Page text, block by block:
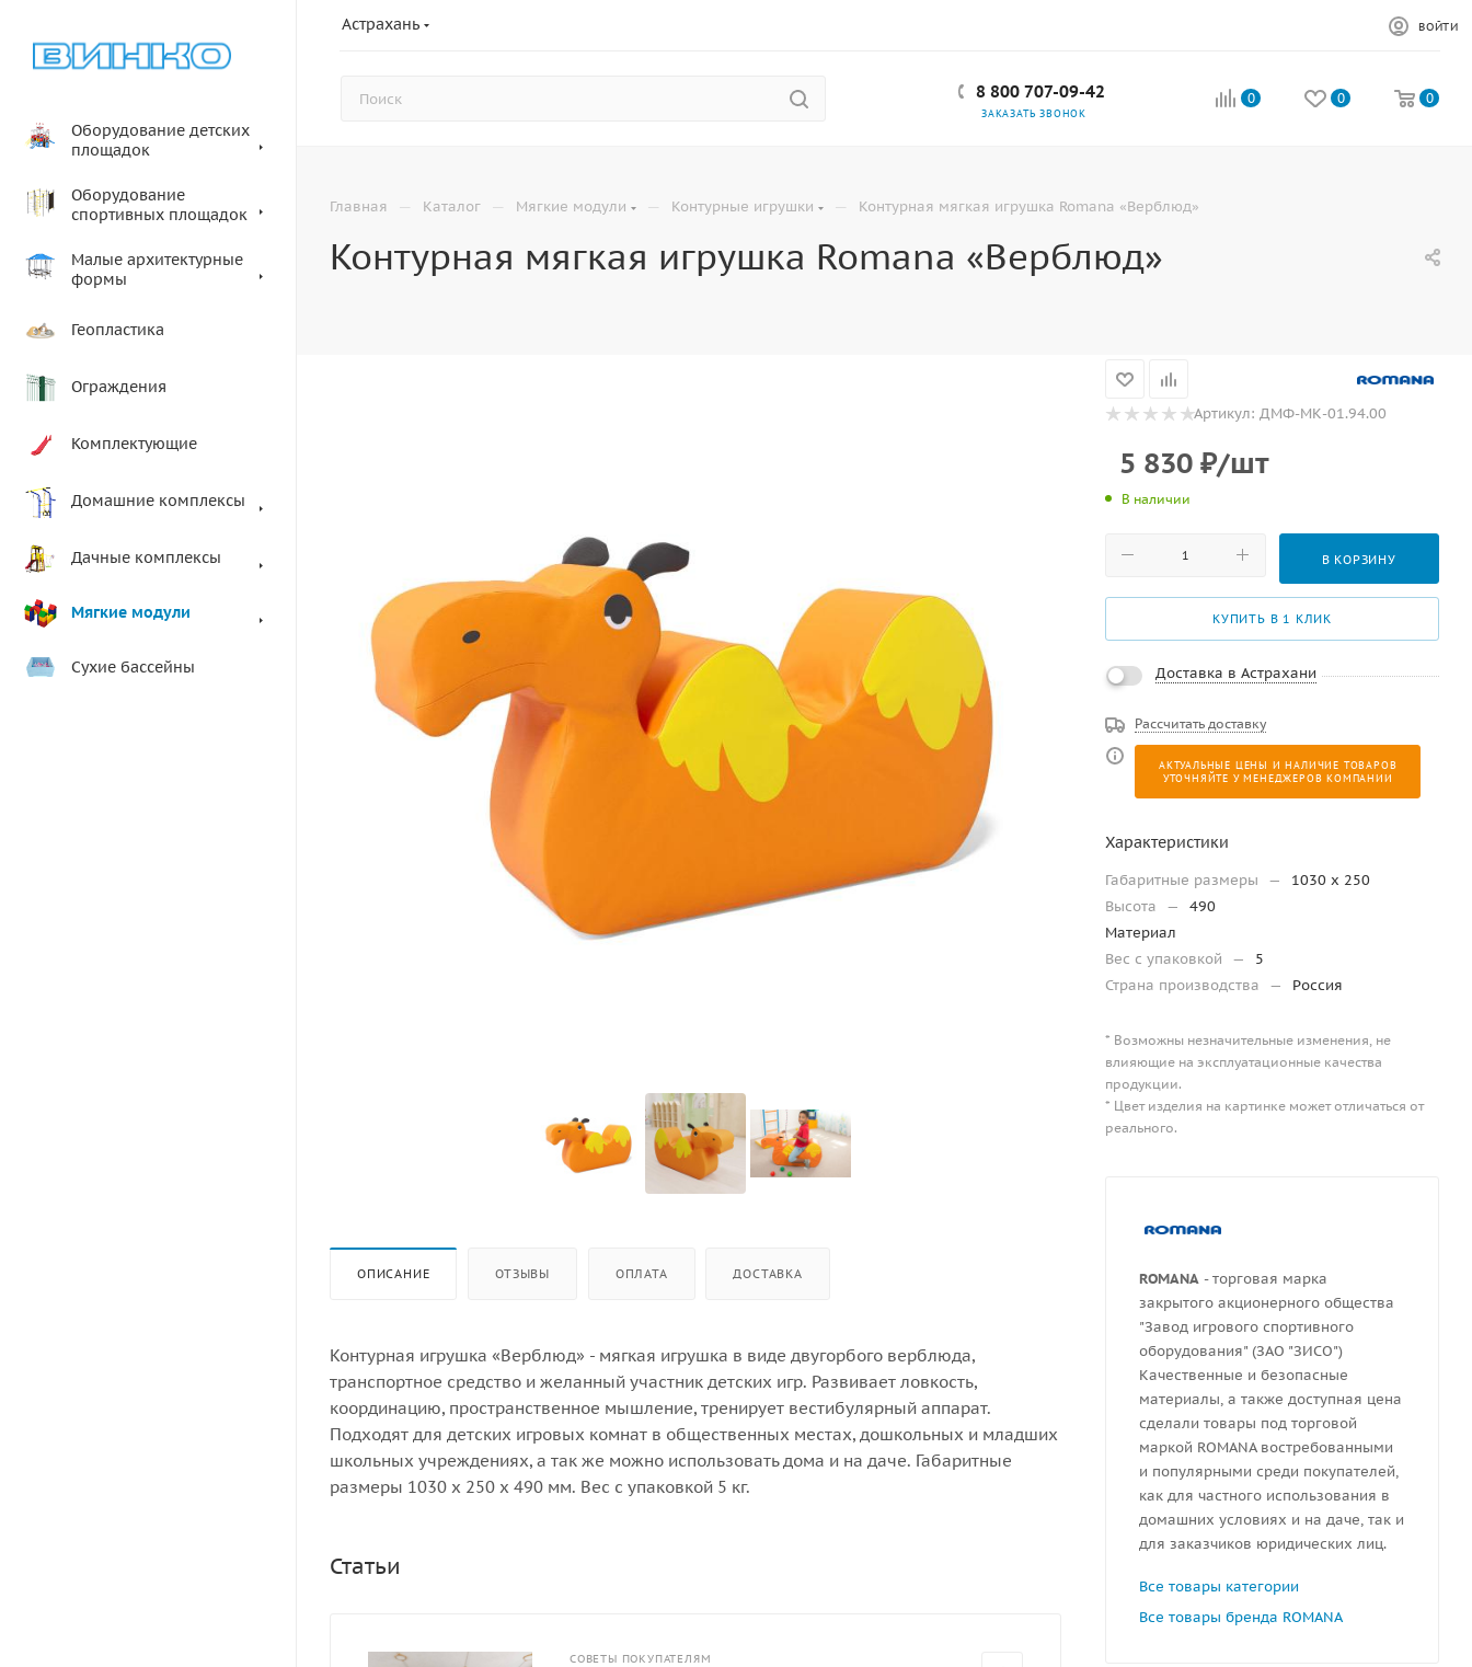
Астрахань ВОЙТИ
8 800 707-09-42
ЗАКАЗАТЬ ЗВОНОК
0 0 0
Оборудование детских
площадок
Оборудование
спортивных площадок
Малые архитектурные
формы
Геопластика
Ограждения
Комплектующие
Домашние комплексы
Дачные комплексы
Мягкие модули
Сухие бассейны
Главная — Каталог — Мягкие модули — Контурные игрушки — Контурная мягкая игрушка Romana «Верблюд»
Контурная мягкая игрушка Romana «Верблюд»
ОПИСАНИЕ ОТЗЫВЫ ОПЛАТА ДОСТАВКА
Контурная игрушка «Верблюд» - мягкая игрушка в виде двугорбого верблюда,
транспортное средство и желанный участник детских игр. Развивает ловкость,
координацию, пространственное мышление, тренирует вестибулярный аппарат.
Подходят для детских игровых комнат в общественных местах, дошкольных и младших
школьных учреждениях, а так же можно использовать дома и на даче. Габаритные
размеры 1030 х 250 х 490 мм. Вес с упаковкой 5 кг.
Статьи
СОВЕТЫ ПОКУПАТЕЛЯМ
Артикул: ДМФ-МК-01.94.00
5 830 ₽/шт
В наличии
В КОРЗИНУ
КУПИТЬ В 1 КЛИК
Доставка в Астрахани
Рассчитать доставку
АКТУАЛЬНЫЕ ЦЕНЫ И НАЛИЧИЕ ТОВАРОВ
УТОЧНЯЙТЕ У МЕНЕДЖЕРОВ КОМПАНИИ
Характеристики
Габаритные размеры —
1030 х 250
Высота
—
490
Материал
Вес с упаковкой
—
5
Страна производства
— Россия
* Возможны незначительные изменения, не
влияющие на эксплуатационные качества
продукции.
* Цвет изделия на картинке может отличаться от
реального.
ROMANA - торговая марка
закрытого акционерного общества
"Завод игрового спортивного
оборудования" (ЗАО "ЗИСО")
Качественные и безопасные
материалы, а также доступная цена
сделали товары под торговой
маркой ROMANA востребованными
и популярными среди покупателей,
как для частного использования в
домашних условиях и на даче, так и
для заказчиков юридических лиц.
Все товары категории
Все товары бренда ROMANA